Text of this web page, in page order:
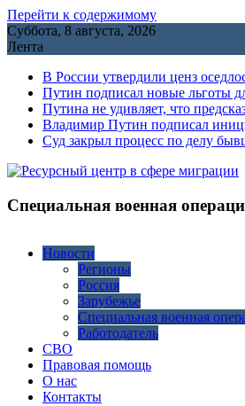
Перейти к содержимому
Суббота, 8 августа, 2026
Лента
В России утвердили ценз
Путин подписал новые льготы
Путина не удивляет, что
Владимир Путин подписал
Cуд закрыл процесс по делу
Специальная военная
Новости
Регионы
Россия
Зарубежье
Специальная военная
Работодатель
СВО
Правовая помощь
О нас
Контакты